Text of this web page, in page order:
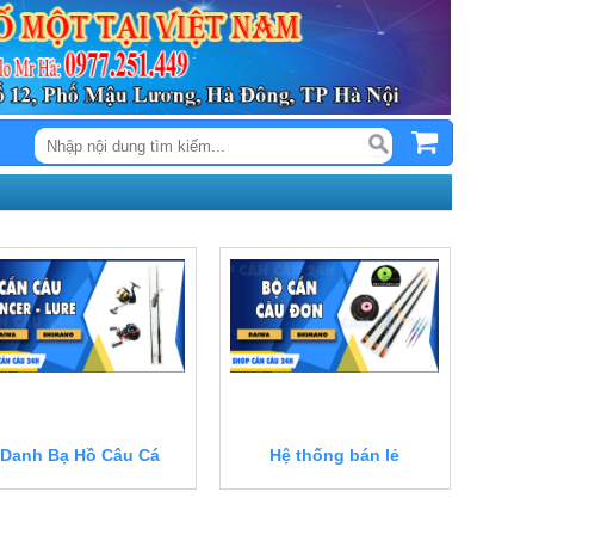
Danh Bạ Hồ Câu Cá Hệ thống bán lẻ